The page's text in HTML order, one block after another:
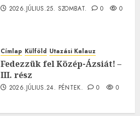
2026.JÚLIUS.25. SZOMBAT. 0 0
Címlap Külföld Utazási Kalauz
Fedezzük fel Közép-Ázsiát! –
III. rész
2026.JÚLIUS.24. PÉNTEK. 0 0